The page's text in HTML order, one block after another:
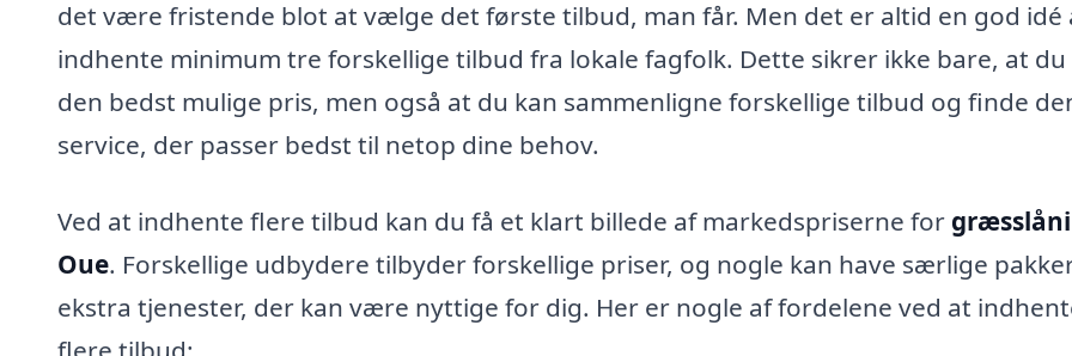
det være fristende blot at vælge det første tilbud, man får. Men det er altid en god idé
indhente minimum tre forskellige tilbud fra lokale fagfolk. Dette sikrer ikke bare, at
den bedst mulige pris, men også at du kan sammenligne forskellige tilbud og finde
service, der passer bedst til netop dine behov.
Ved at indhente flere tilbud kan du få et klart billede af markedspriserne for
Oue. Forskellige udbydere tilbyder forskellige priser, og nogle kan have særlige
ekstra tjenester, der kan være nyttige for dig. Her er nogle af fordelene ved at